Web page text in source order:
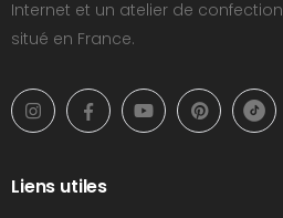
Internet et un atelier de confection
situé en France.
Liens utiles